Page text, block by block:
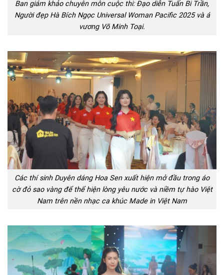
Ban giám khảo chuyên môn cuộc thi: Đạo diễn Tuấn Bi Trần,
Người đẹp Hà Bích Ngọc Universal Woman Pacific 2025 và á
vương Võ Minh Toại.
Các thí sinh Duyên dáng Hoa Sen xuất hiện mở đầu trong áo
cờ đỏ sao vàng để thể hiện lòng yêu nước và niềm tự hào Việt
Nam trên nền nhạc ca khúc Made in Việt Nam